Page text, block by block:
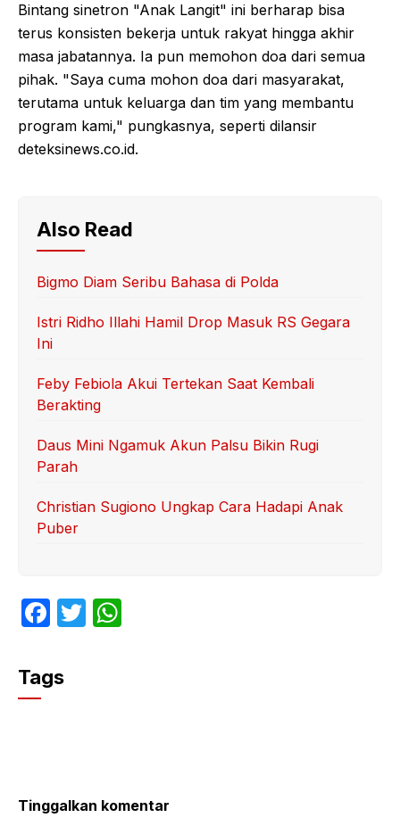
Bintang sinetron "Anak Langit" ini berharap bisa
terus konsisten bekerja untuk rakyat hingga akhir
masa jabatannya. Ia pun memohon doa dari semua
pihak. "Saya cuma mohon doa dari masyarakat,
terutama untuk keluarga dan tim yang membantu
program kami," pungkasnya, seperti dilansir
deteksinews.co.id.
Also Read
Bigmo Diam Seribu Bahasa di Polda
Istri Ridho Illahi Hamil Drop Masuk RS Gegara
Ini
Feby Febiola Akui Tertekan Saat Kembali
Berakting
Daus Mini Ngamuk Akun Palsu Bikin Rugi
Parah
Christian Sugiono Ungkap Cara Hadapi Anak
Puber
F
c
e
k
T
Tags
Tinggalkan komentar